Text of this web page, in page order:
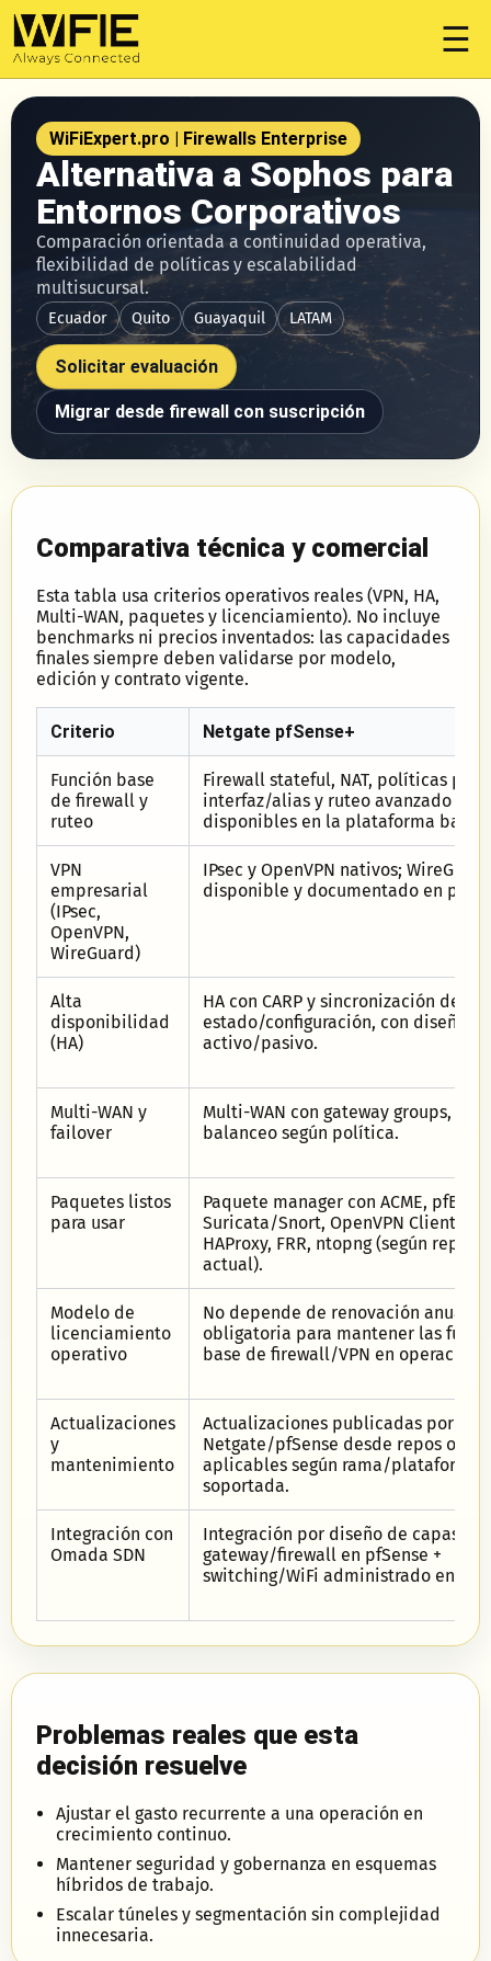
☰
WiFiExpert.pro | Firewalls Enterprise
Alternativa a Sophos para
Entornos Corporativos
Comparación orientada a continuidad operativa,
flexibilidad de políticas y escalabilidad
multisucursal.
Ecuador Quito Guayaquil LATAM
Solicitar evaluación
Migrar desde firewall con suscripción
Comparativa técnica y comercial
Esta tabla usa criterios operativos reales (VPN, HA,
Multi-WAN, paquetes y licenciamiento). No incluye
benchmarks ni precios inventados: las capacidades
finales siempre deben validarse por modelo,
edición y contrato vigente.
Criterio Netgate pfSense+
Función base
de firewall y
ruteo
Firewall stateful, NAT, políticas por
interfaz/alias y ruteo avanzado
disponibles en la plataforma base.
VPN
empresarial
(IPsec,
OpenVPN,
WireGuard)
IPsec y OpenVPN nativos; WireGuard
disponible y documentado en
Alta
disponibilidad
(HA)
HA con CARP y sincronización de
estado/configuración, con diseño
activo/pasivo.
Multi-WAN y
failover
Multi-WAN con gateway groups,
balanceo según política.
Paquetes listos
para usar
Paquete manager con ACME,
Suricata/Snort, OpenVPN Client
HAProxy, FRR, ntopng (según
actual).
Modelo de
licenciamiento
operativo
No depende de renovación anual
obligatoria para mantener las
base de firewall/VPN en operación.
Actualizaciones
y
mantenimiento
Actualizaciones publicadas por
Netgate/pfSense desde repos
aplicables según rama/plataforma
soportada.
Integración con
Omada SDN
Integración por diseño de capas:
gateway/firewall en pfSense +
switching/WiFi administrado en
Problemas reales que esta
decisión resuelve
Ajustar el gasto recurrente a una operación en
crecimiento continuo.
Mantener seguridad y gobernanza en esquemas
híbridos de trabajo.
Escalar túneles y segmentación sin complejidad
innecesaria.